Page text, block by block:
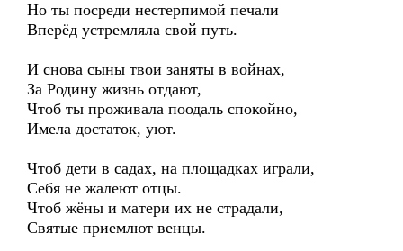
Но ты посреди нестерпимой печали
Вперёд устремляла свой путь.
И снова сыны твои заняты в войнах,
За Родину жизнь отдают,
Чтоб ты проживала поодаль спокойно,
Имела достаток, уют.
Чтоб дети в садах, на площадках играли,
Себя не жалеют отцы.
Чтоб жёны и матери их не страдали,
Святые приемлют венцы.